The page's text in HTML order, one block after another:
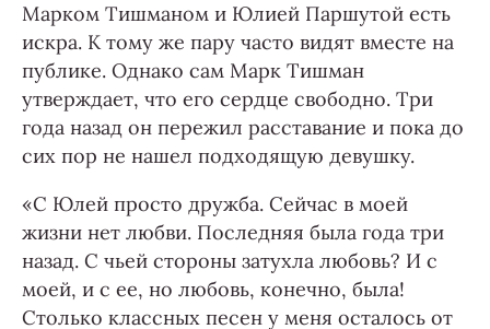
Марком Тишманом и Юлией Паршутой есть
искра. К тому же пару часто видят вместе на
публике. Однако сам Марк Тишман
утверждает, что его сердце свободно. Три
года назад он пережил расставание и пока до
сих пор не нашел подходящую девушку.
«С Юлей просто дружба. Сейчас в моей
жизни нет любви. Последняя была года три
назад. С чьей стороны затухла любовь? И с
моей, и с ее, но любовь, конечно, была!
Столько классных песен у меня осталось от